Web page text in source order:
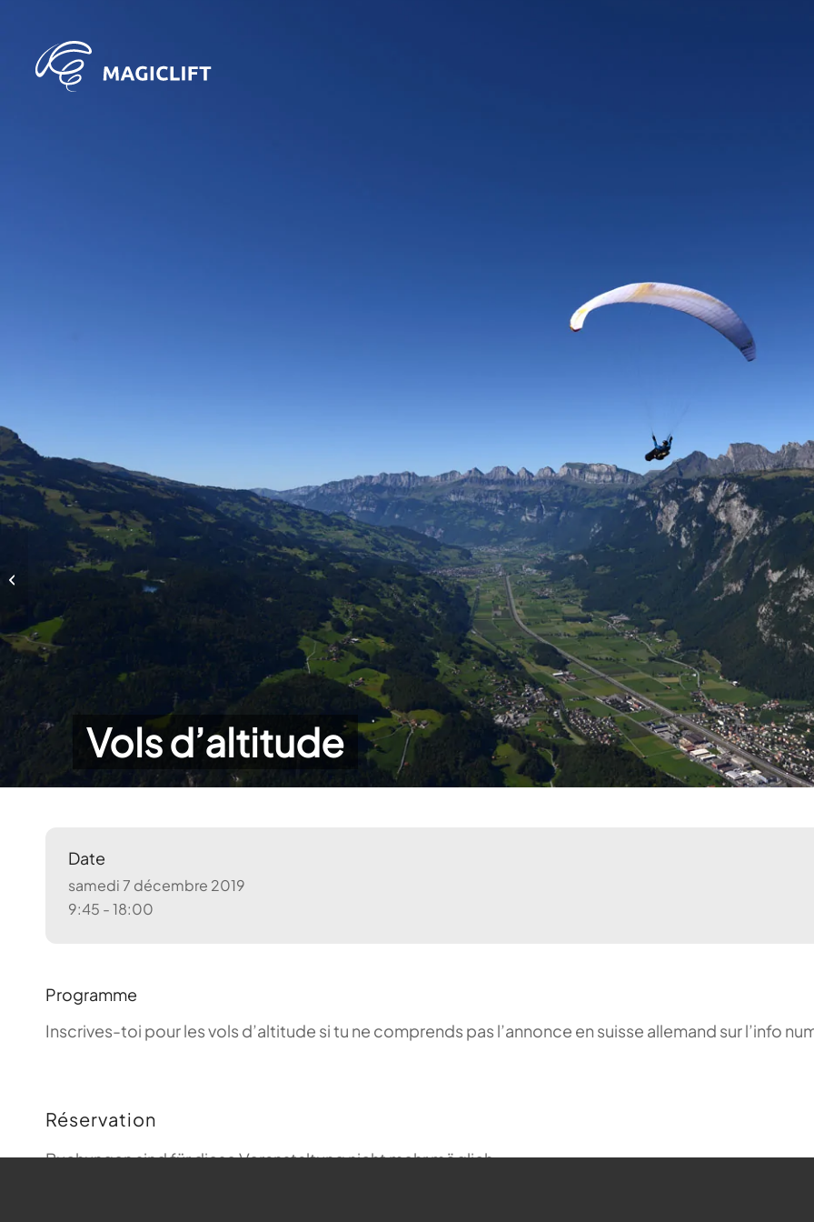
Vols d’altitude
Date
samedi 7 décembre 2019
9:45 - 18:00
Programme
Inscrives-toi pour les vols d’altitude si tu ne comprends pas l’annonce en suisse allemand sur l’info
Réservation
Buchungen sind für diese Veranstaltung nicht mehr möglich.
Vols d’altitude